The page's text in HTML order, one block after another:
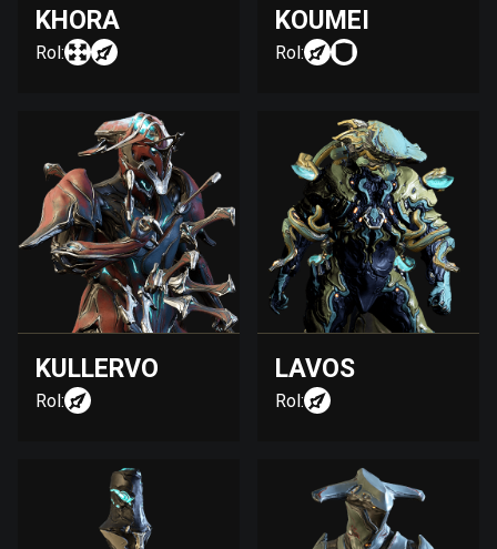
KHORA
Rol:
KOUMEI
Rol:
KULLERVO
Rol:
LAVOS
Rol: